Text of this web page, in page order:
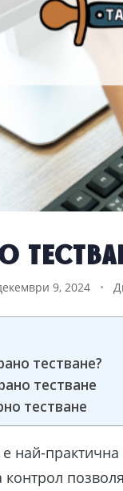
9, 2024 •
тестване?
тестване
тестване
най-
контрол